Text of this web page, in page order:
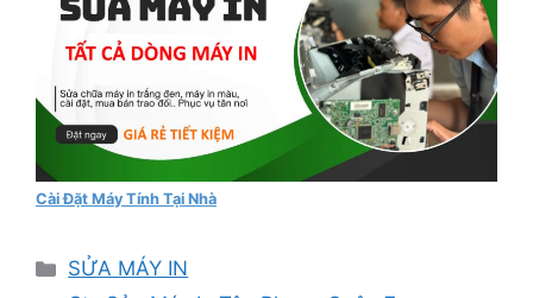
Cài Đặt Máy Tính Tại Nhà
Danh
SỬA MÁY IN